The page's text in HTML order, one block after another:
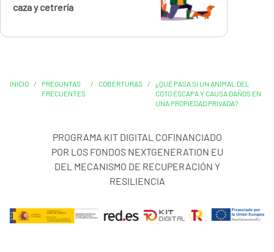
caza y cetrería
INICIO /
PREGUNTAS
FRECUENTES
/ COBERTURAS /
¿QUÉ PASA SI UN ANIMAL DEL
COTO ESCAPA Y CAUSA DAÑOS EN
UNA PROPIEDAD PRIVADA?
PROGRAMA KIT DIGITAL COFINANCIADO
POR LOS FONDOS NEXTGENERATION EU
DEL MECANISMO DE RECUPERACIÓN Y
RESILIENCIA